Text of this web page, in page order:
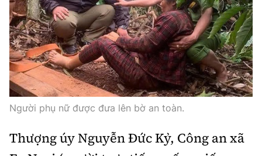
Người phụ nữ được đưa lên bờ an toàn.
Thượng úy Nguyễn Đức Kỷ, Công an xã